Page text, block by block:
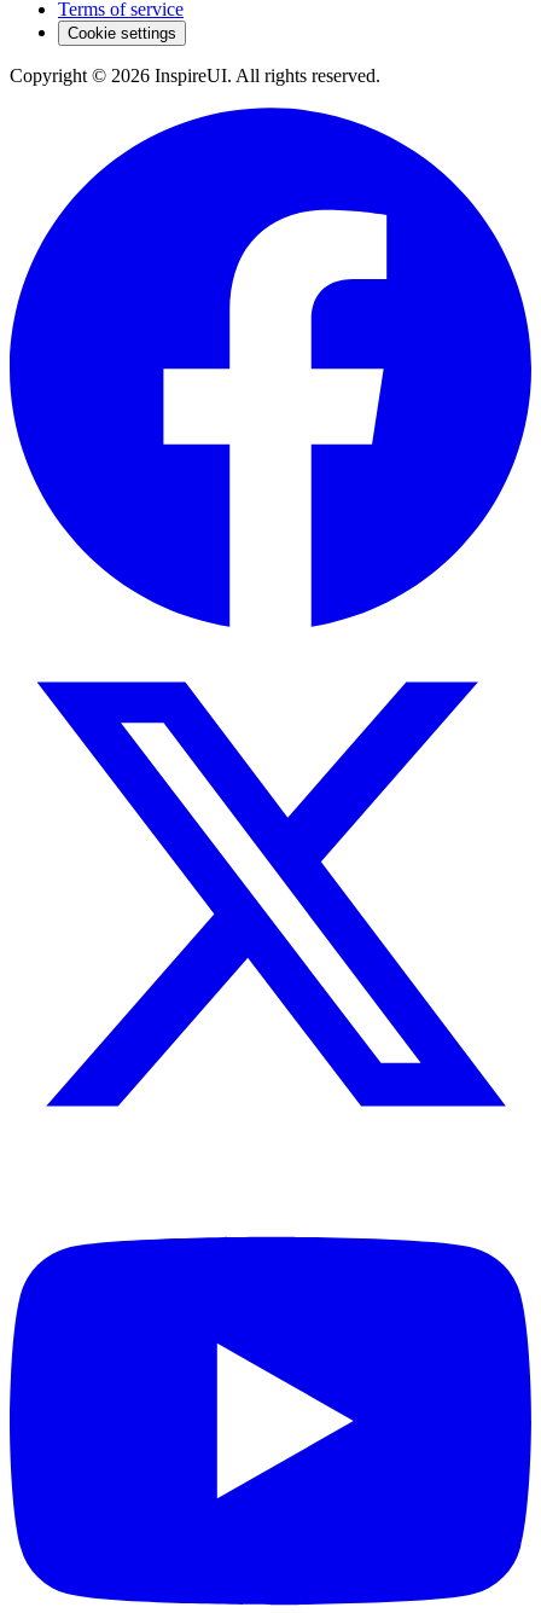
Terms of service
Cookie settings
Copyright © 2026 InspireUI. All rights reserved.